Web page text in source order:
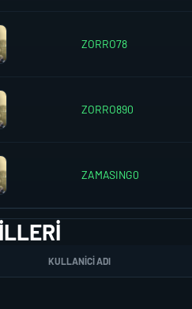
ZORRO78
ZORRO890
ZAMASING0
KULLANICI ADI